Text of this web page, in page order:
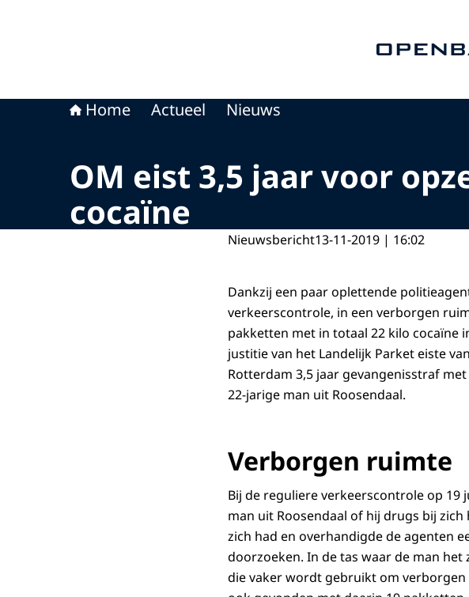
Home Actueel Nieuws
OM eist 3,5 jaar voor
cocaïne
Nieuwsbericht13-11-2019 | 16:02
Dankzij een paar oplettende
verkeerscontrole, in een verborgen
pakketten met in totaal 22 kilo cocaïne
justitie van het Landelijk Parket eiste
Rotterdam 3,5 jaar gevangenisstraf
22-jarige man uit Roosendaal.
Verborgen ruimte
Bij de reguliere verkeerscontrole op 19
man uit Roosendaal of hij drugs bij
zich had en overhandigde de agenten
doorzoeken. In de tas waar de man
die vaker wordt gebruikt om